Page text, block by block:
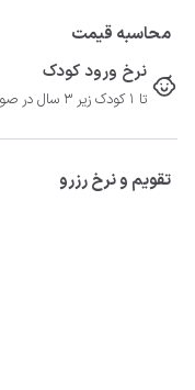
محاسبه قیمت
نرخ ورود کودک
تا 1 کودک زیر 3 سال در صورتحساب لحاظ نمی گردد
تقویم و نرخ رزرو